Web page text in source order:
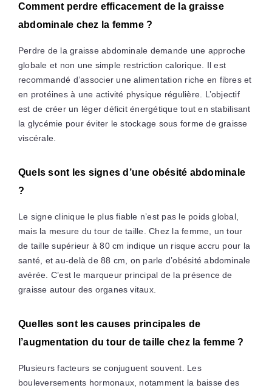
Comment perdre efficacement de la graisse
abdominale chez la femme ?
Perdre de la graisse abdominale demande une approche
globale et non une simple restriction calorique. Il est
recommandé d’associer une alimentation riche en fibres et
en protéines à une activité physique régulière. L’objectif
est de créer un léger déficit énergétique tout en stabilisant
la glycémie pour éviter le stockage sous forme de graisse
viscérale.
Quels sont les signes d’une obésité abdominale
?
Le signe clinique le plus fiable n’est pas le poids global,
mais la mesure du tour de taille. Chez la femme, un tour
de taille supérieur à 80 cm indique un risque accru pour la
santé, et au-delà de 88 cm, on parle d’obésité abdominale
avérée. C’est le marqueur principal de la présence de
graisse autour des organes vitaux.
Quelles sont les causes principales de
l’augmentation du tour de taille chez la femme ?
Plusieurs facteurs se conjuguent souvent. Les
bouleversements hormonaux, notamment la baisse des